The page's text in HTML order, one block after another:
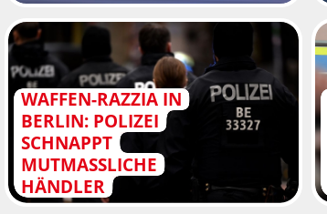
WAFFEN-RAZZIA IN
BERLIN: POLIZEI
SCHNAPPT
MUTMASSLICHE H
ÄNDLER